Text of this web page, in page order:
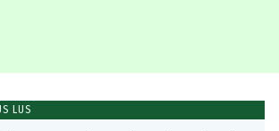
LUS